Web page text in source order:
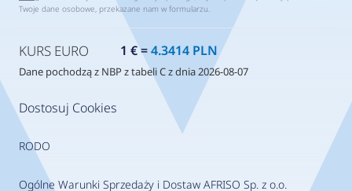
Dostosuj Cookies
RODO
Ogólne Warunki Sprzedaży i Dostaw AFRISO Sp. z o.o.
Twoje dane osobowe, przekazane nam w formularzu.
KURS EURO 1 € =4.3414 PLN
Dane pochodzą z NBP z tabeli C z dnia 2026-08-07